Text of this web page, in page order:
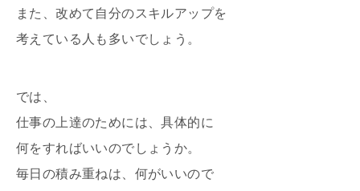
また、改めて自分のスキルアップを
考えている人も多いでしょう。
では、
仕事の上達のためには、具体的に
何をすればいいのでしょうか。
毎日の積み重ねは、何がいいので